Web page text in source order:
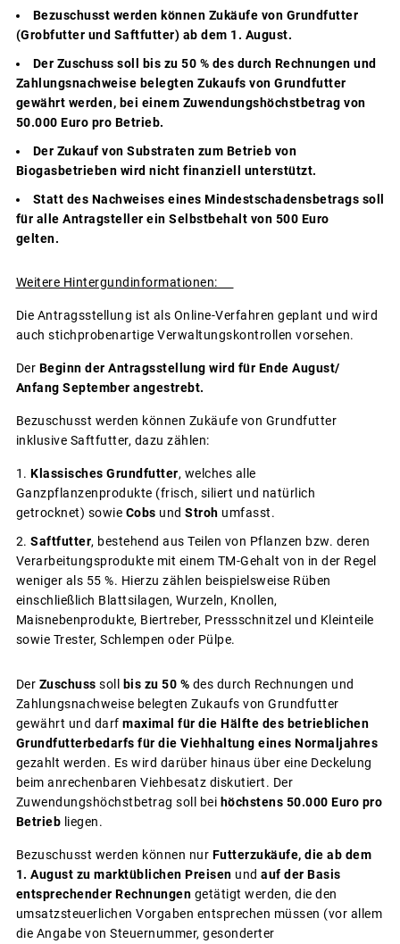
Bezuschusst werden können Zukäufe von Grundfutter
(Grobfutter und Saftfutter) ab dem 1. August.
Der Zuschuss soll bis zu 50 % des durch Rechnungen und
Zahlungsnachweise belegten Zukaufs von Grundfutter
gewährt werden, bei einem Zuwendungshöchstbetrag von
50.000 Euro pro Betrieb.
Der Zukauf von Substraten zum Betrieb von
Biogasbetrieben wird nicht finanziell unterstützt.
Statt des Nachweises eines Mindestschadensbetrags soll
für alle Antragsteller ein Selbstbehalt von 500 Euro
gelten.
Weitere Hintergundinformationen:
Die Antragsstellung ist als Online-Verfahren geplant und wird
auch stichprobenartige Verwaltungskontrollen vorsehen.
Der Beginn der Antragsstellung wird für Ende August/
Anfang September angestrebt.
Bezuschusst werden können Zukäufe von Grundfutter
inklusive Saftfutter, dazu zählen:
Klassisches Grundfutter, welches alle
Ganzpflanzenprodukte (frisch, siliert und natürlich
getrocknet) sowie Cobs und Stroh umfasst.
Saftfutter, bestehend aus Teilen von Pflanzen bzw. deren
Verarbeitungsprodukte mit einem TM-Gehalt von in der Regel
weniger als 55 %. Hierzu zählen beispielsweise Rüben
einschließlich Blattsilagen, Wurzeln, Knollen,
Maisnebenprodukte, Biertreber, Pressschnitzel und Kleinteile
sowie Trester, Schlempen oder Pülpe.
Der Zuschuss soll bis zu 50 % des durch Rechnungen und
Zahlungsnachweise belegten Zukaufs von Grundfutter
gewährt und darf maximal für die Hälfte des betrieblichen
Grundfutterbedarfs für die Viehhaltung eines Normaljahres
gezahlt werden. Es wird darüber hinaus über eine Deckelung
beim anrechenbaren Viehbesatz diskutiert. Der
Zuwendungshöchstbetrag soll bei höchstens 50.000 Euro pro
Betrieb liegen.
Bezuschusst werden können nur Futterzukäufe, die ab dem
1. August zu marktüblichen Preisen und auf der Basis
entsprechender Rechnungen getätigt werden, die den
umsatzsteuerlichen Vorgaben entsprechen müssen (vor allem
die Angabe von Steuernummer, gesonderter